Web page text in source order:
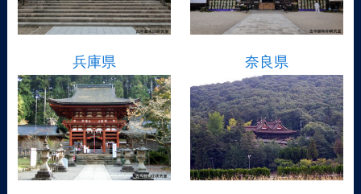
兵庫県 奈良県